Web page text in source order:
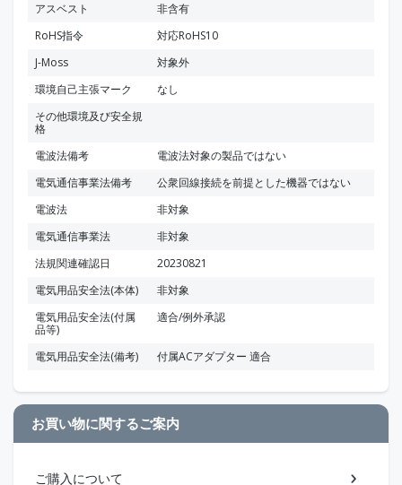
アスベスト
非含有
RoHS指令
対応RoHS10
J-Moss
対象外
環境自己主張マーク
なし
その他環境及び安全規
格
電波法備考
電波法対象の製品ではない
電気通信事業法備考
公衆回線接続を前提とした機器ではない
電波法
非対象
電気通信事業法
非対象
法規関連確認日
20230821
電気用品安全法(本体)
非対象
電気用品安全法(付属
品等)
適合/例外承認
電気用品安全法(備考) 付属ACアダプター 適合
お買い物に関するご案内
ご購入について